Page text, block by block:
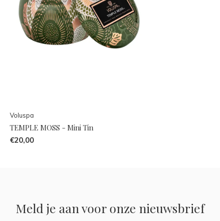
Voluspa
TEMPLE MOSS - Mini Tin
€20,00
Meld je aan voor onze nieuwsbrief